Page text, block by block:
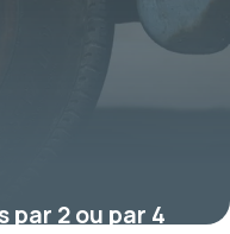
par 2 ou par 4